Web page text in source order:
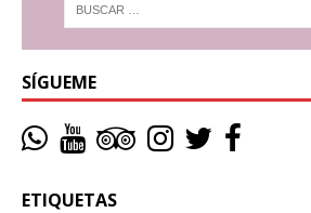
SÍGUEME
ETIQUETAS